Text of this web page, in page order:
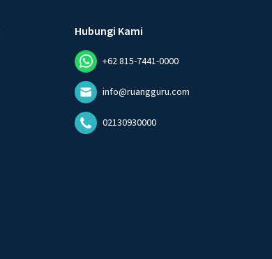
Hubungi Kami
+62 815-7441-0000
info@ruangguru.com
02130930000